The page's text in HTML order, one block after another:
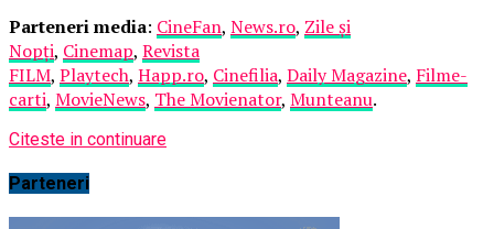
Parteneri media: CineFan, News.ro, Zile și
Nopți, Cinemap, Revista
FILM, Playtech, Happ.ro, Cinefilia, Daily Magazine, Filme-
carti, MovieNews, The Movienator, Munteanu.
Citeste in continuare
Parteneri